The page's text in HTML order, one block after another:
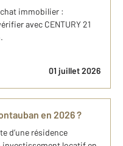
immobilier :
avec CENTURY 21
01 juillet 2026
en 2026 ?
d’une résidence